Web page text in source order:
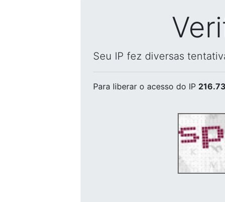
Seu IP fez diversas
Para liberar o acesso do IP